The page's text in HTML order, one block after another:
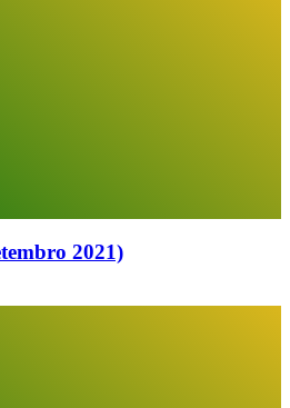
2021)